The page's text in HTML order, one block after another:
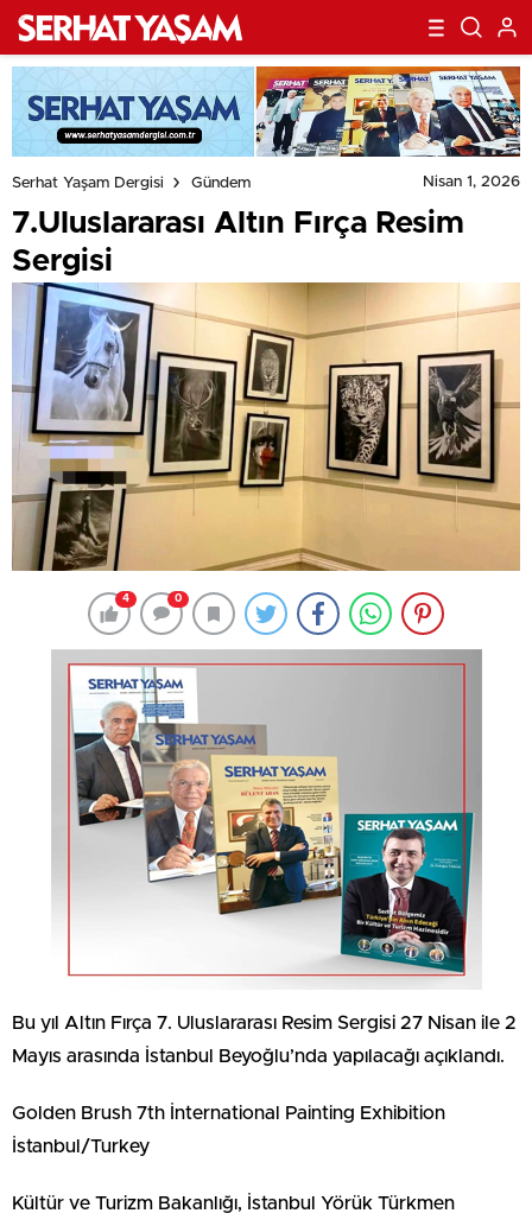
Serhat Yaşam Dergisi Gündem Nisan 1, 2026
7.Uluslararası Altın Fırça Resim
Sergisi
4 0
Bu yıl Altın Fırça 7. Uluslararası Resim Sergisi 27 Nisan ile 2
Mayıs arasında İstanbul Beyoğlu’nda yapılacağı açıklandı.
Golden Brush 7th İnternational Painting Exhibition
İstanbul/Turkey
Kültür ve Turizm Bakanlığı, İstanbul Yörük Türkmen